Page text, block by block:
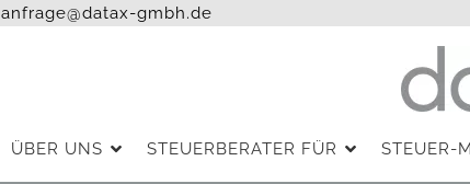
anfrage@datax-gmbh.de
ÜBER UNS STEUERBERATER FÜR STEUER-